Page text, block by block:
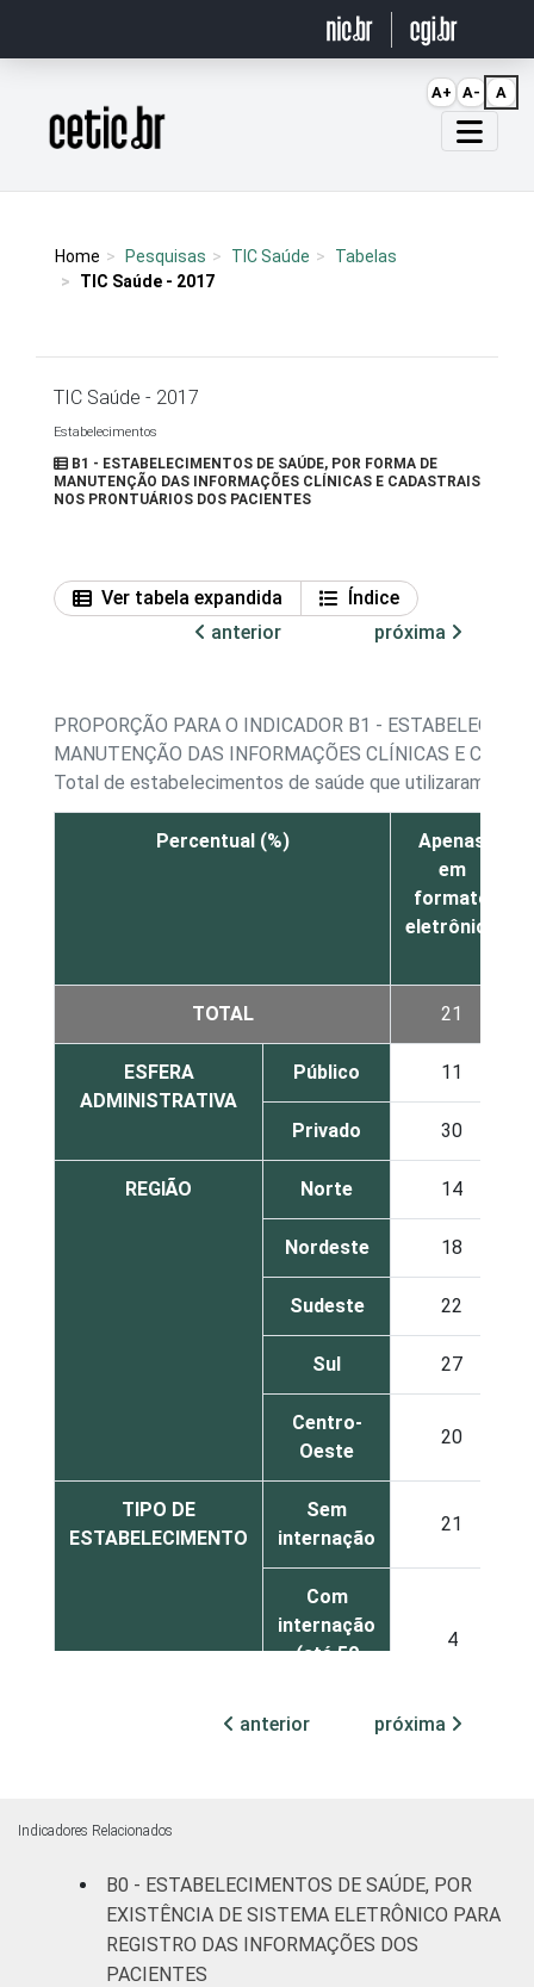
Página inicial
Home Pesquisas TIC Saúde
Tabelas
TIC Saúde - 2017
TIC Saúde - 2017
Estabelecimentos
B1 - ESTABELECIMENTOS DE SAÚDE, POR FORMA DE
MANUTENÇÃO DAS INFORMAÇÕES CLÍNICAS E CADASTRAIS
NOS PRONTUÁRIOS DOS PACIENTES
Ver tabela expandida
Índice
anterior
próxima
PROPORÇÃO PARA O INDICADOR B1 -
MANUTENÇÃO DAS INFORMAÇÕES CLÍNICAS E
Total de estabelecimentos de saúde que utilizaram a
Percentual (%)
Apenas
em
formato
eletrônico
TOTAL 21
ESFERA
ADMINISTRATIVA
Público 11
Privado 30
REGIÃO Norte 14
Nordeste 18
Sudeste 22
Sul 27
Centro-
Oeste
20
TIPO DE
ESTABELECIMENTO
Sem
internação
21
Com
internação
(até 50
4
Serviço de
apoio à
diagnose e
33
anterior próxima
Indicadores Relacionados
B0 - ESTABELECIMENTOS DE SAÚDE, POR
EXISTÊNCIA DE SISTEMA ELETRÔNICO PARA
REGISTRO DAS INFORMAÇÕES DOS
PACIENTES
A+ A- A